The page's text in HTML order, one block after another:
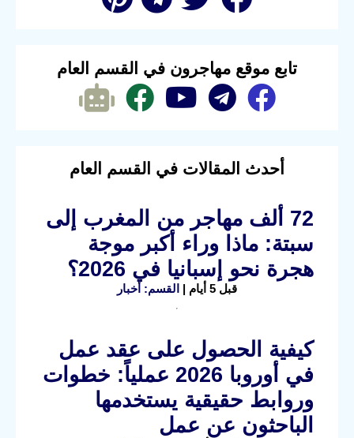
تابع موقع مهاجرون في القسم العام
أحدث المقالات في القسم العام
72 ألف مهاجر من المغرب إلى
سبتة: ماذا وراء أكبر موجة
هجرة نحو إسبانيا في 2026؟
قبل 5 أيام | القسم: أخبار
كيفية الحصول على عقد عمل
في أوروبا 2026 عملياً: خطوات
وروابط حقيقية يستخدمها
الباحثون عن عمل